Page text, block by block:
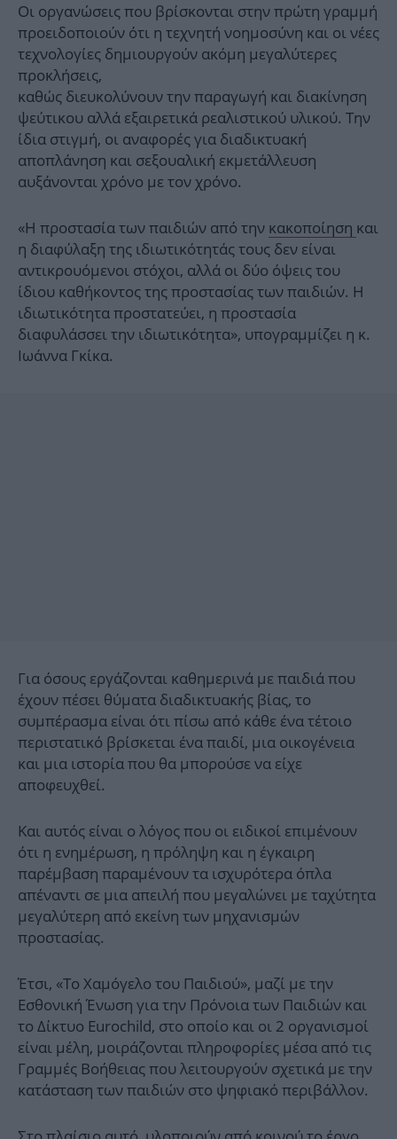
Οι οργανώσεις που βρίσκονται στην πρώτη γραμμή
προειδοποιούν ότι η τεχνητή νοημοσύνη και οι νέες
τεχνολογίες δημιουργούν ακόμη μεγαλύτερες
προκλήσεις,
καθώς διευκολύνουν την παραγωγή και διακίνηση
ψεύτικου αλλά εξαιρετικά ρεαλιστικού υλικού. Την
ίδια στιγμή, οι αναφορές για διαδικτυακή
αποπλάνηση και σεξουαλική εκμετάλλευση
αυξάνονται χρόνο με τον χρόνο.
«Η προστασία των παιδιών από την κακοποίηση και
η διαφύλαξη της ιδιωτικότητάς τους δεν είναι
αντικρουόμενοι στόχοι, αλλά οι δύο όψεις του
ίδιου καθήκοντος της προστασίας των παιδιών. Η
ιδιωτικότητα προστατεύει, η προστασία
διαφυλάσσει την ιδιωτικότητα», υπογραμμίζει η κ.
Ιωάννα Γκίκα.
Για όσους εργάζονται καθημερινά με παιδιά που
έχουν πέσει θύματα διαδικτυακής βίας, το
συμπέρασμα είναι ότι πίσω από κάθε ένα τέτοιο
περιστατικό βρίσκεται ένα παιδί, μια οικογένεια
και μια ιστορία που θα μπορούσε να είχε
αποφευχθεί.
Και αυτός είναι ο λόγος που οι ειδικοί επιμένουν
ότι η ενημέρωση, η πρόληψη και η έγκαιρη
παρέμβαση παραμένουν τα ισχυρότερα όπλα
απέναντι σε μια απειλή που μεγαλώνει με ταχύτητα
μεγαλύτερη από εκείνη των μηχανισμών
προστασίας.
Έτσι, «Το Χαμόγελο του Παιδιού», μαζί με την
Εσθονική Ένωση για την Πρόνοια των Παιδιών και
το Δίκτυο Eurochild, στο οποίο και οι 2 οργανισμοί
είναι μέλη, μοιράζονται πληροφορίες μέσα από τις
Γραμμές Βοήθειας που λειτουργούν σχετικά με την
κατάσταση των παιδιών στο ψηφιακό περιβάλλον.